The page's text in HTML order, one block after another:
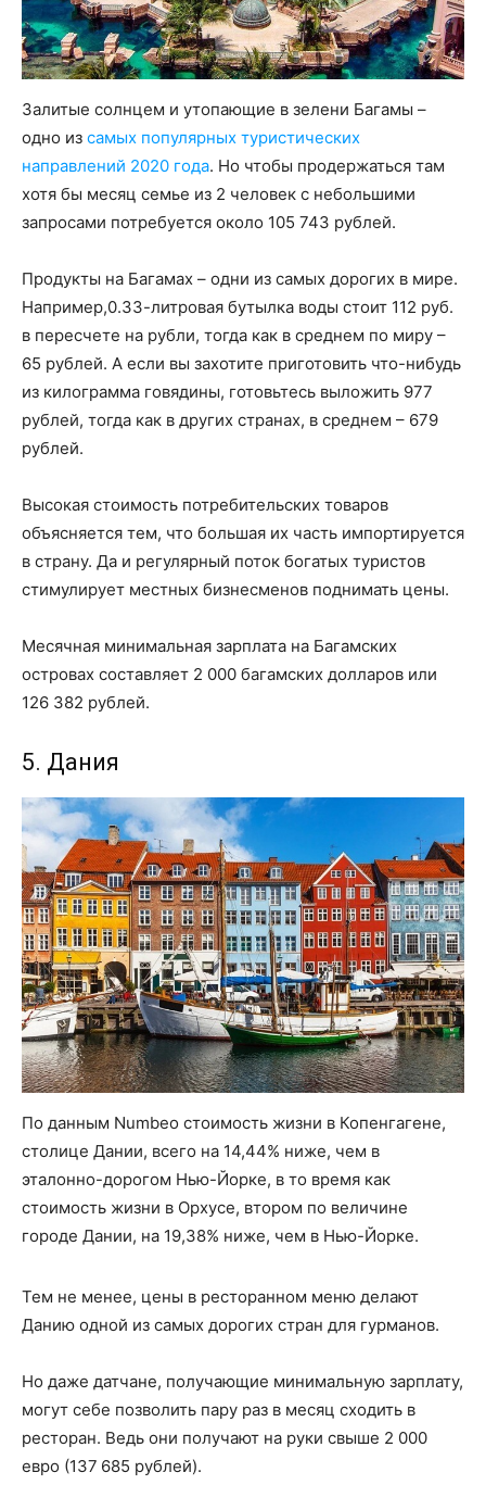
Залитые солнцем и утопающие в зелени Багамы –
одно из самых популярных туристических
направлений 2020 года. Но чтобы продержаться там
хотя бы месяц семье из 2 человек с небольшими
запросами потребуется около 105 743 рублей.
Продукты на Багамах – одни из самых дорогих в мире.
Например,0.33-литровая бутылка воды стоит 112 руб.
в пересчете на рубли, тогда как в среднем по миру –
65 рублей. А если вы захотите приготовить что-нибудь
из килограмма говядины, готовьтесь выложить 977
рублей, тогда как в других странах, в среднем – 679
рублей.
Высокая стоимость потребительских товаров
объясняется тем, что большая их часть импортируется
в страну. Да и регулярный поток богатых туристов
стимулирует местных бизнесменов поднимать цены.
Месячная минимальная зарплата на Багамских
островах составляет 2 000 багамских долларов или
126 382 рублей.
5. Дания
По данным Numbeo стоимость жизни в Копенгагене,
столице Дании, всего на 14,44% ниже, чем в
эталонно-дорогом Нью-Йорке, в то время как
стоимость жизни в Орхусе, втором по величине
городе Дании, на 19,38% ниже, чем в Нью-Йорке.
Тем не менее, цены в ресторанном меню делают
Данию одной из самых дорогих стран для гурманов.
Но даже датчане, получающие минимальную зарплату,
могут себе позволить пару раз в месяц сходить в
ресторан. Ведь они получают на руки свыше 2 000
евро (137 685 рублей).